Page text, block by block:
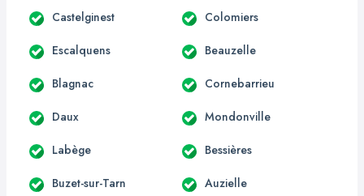
Castelginest Colomiers
Escalquens Beauzelle
Blagnac Cornebarrieu
Daux Mondonville
Labège Bessières
Buzet-sur-Tarn Auzielle